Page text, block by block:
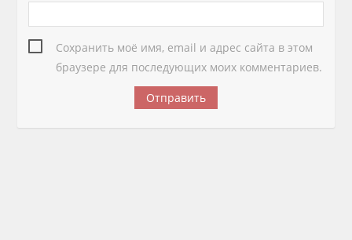
Сохранить моё имя, email и адрес сайта в этом
браузере для последующих моих комментариев.